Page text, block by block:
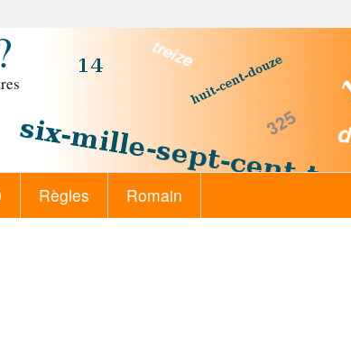
Règles Romain